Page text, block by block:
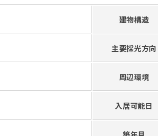
建物構造
主要採光方向
周辺環境
入居可能日